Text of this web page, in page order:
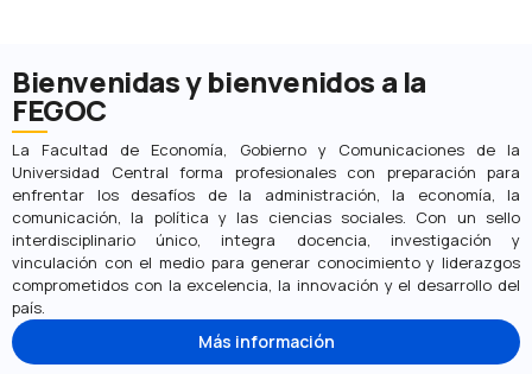
Bienvenidas y bienvenidos a la
FEGOC
La Facultad de Economía, Gobierno y Comunicaciones de la
Universidad Central forma profesionales con preparación para
enfrentar los desafíos de la administración, la economía, la
comunicación, la política y las ciencias sociales. Con un sello
interdisciplinario único, integra docencia, investigación y
vinculación con el medio para generar conocimiento y liderazgos
comprometidos con la excelencia, la innovación y el desarrollo del
país.
Más información